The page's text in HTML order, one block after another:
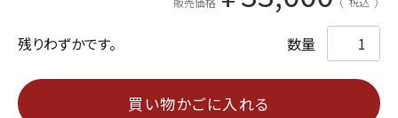
残りわずかです。
買い物かごに入れる